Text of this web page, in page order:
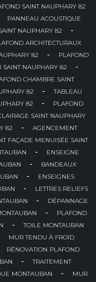
SAINT NAUPHARY 82
PANNEAU ACOUSTIQUE
NAUPHARY 82 -
ARCHITECTURAUX
82 -
PLAFOND
SAINT NAUPHARY 82 -
CHAMBRE SAINT
82 -
TABLEAU
82 -
PLAFOND
SAINT NAUPHARY
82 -
AGENCEMENT
FAÇADE MENUISÉE SAINT
-
ENSEIGNE
-
BANDEAUX
-
ENSEIGNES
-
LETTRES RELIEFS
-
DÉPANNAGE
-
PLAFOND
- TOILE MONTAUBAN
MUR TENDU À FROID
RÉNOVATION PLAFOND
-
TRAITEMENT
MONTAUBAN - MUR